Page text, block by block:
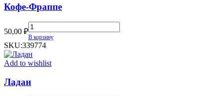
Кофе-Фраппе
50,00 ₽
Кофе-
Фраппе
quantity
В корзину
SKU:339774
Add to wishlist
Ладан